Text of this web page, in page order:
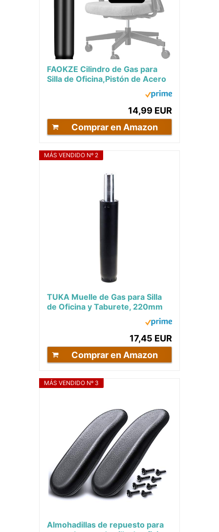
FAOKZE Cilindro de Gas para
Silla de Oficina,Pistón de Acero
de Repuesto,Pistón a Gas para
14,99 EUR
Comprar en Amazon
MÁS VENDIDO Nº 2
TUKA Muelle de Gas para Silla
de Oficina y Taburete, 220mm
Cilindro, 280-420mm Longitud
17,45 EUR
Comprar en Amazon
MÁS VENDIDO Nº 3
Almohadillas de repuesto para